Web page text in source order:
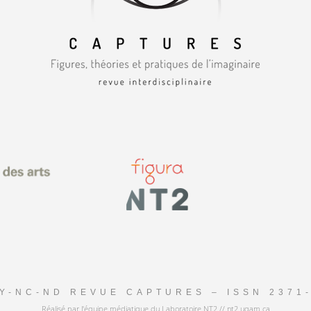
NC-ND REVUE CAPTURES – ISSN
Réalisé par l'équipe médiatique du Laboratoire NT2 // nt2.uqam.ca